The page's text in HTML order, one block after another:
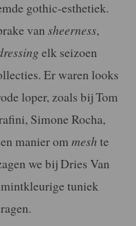
gothic-esthetiek.
van sheerness,
elk seizoen
Er waren looks
loper, zoals bij Tom
Simone Rocha,
manier om mesh te
we bij Dries Van
tuniek